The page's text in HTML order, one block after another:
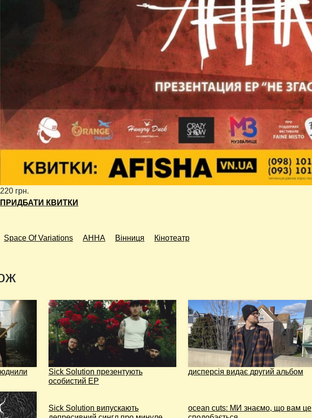
220 грн.
ПРИДБАТИ КВИТКИ
Space Of Variations АННА Вінниця
Кінотеатр
Sick Solution презентують
особистий EP
дисперсія видає другий альбом
Sick Solution випускають
ocean cuts: МИ знаємо, що вам це